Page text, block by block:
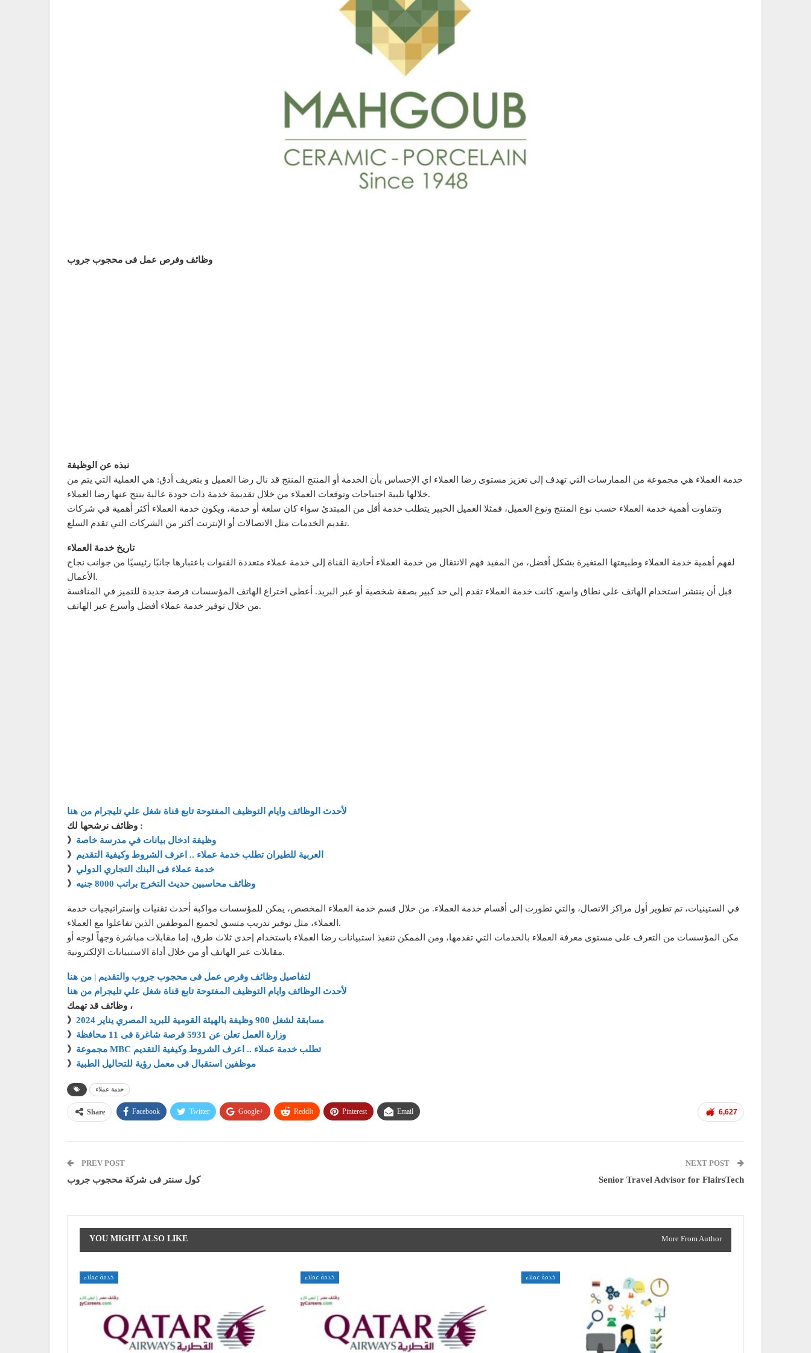
وظائف وفرص عمل فى محجوب جروب
نبذه عن الوظيفة
خدمة العملاء هي مجموعة من الممارسات التي تهدف إلى تعزيز مستوى رضا العملاء اي الإحساس بأن الخدمة أو المنتج المنتج قد نال رضا العميل و بتعريف أدق: هي العملية التي يتم من
خلالها تلبية احتياجات وتوقعات العملاء من خلال تقديمة خدمة ذات جودة عالية ينتج عنها رضا العملاء.
وتتفاوت أهمية خدمة العملاء حسب نوع المنتج ونوع العميل، فمثلا العميل الخبير يتطلب خدمة أقل من المبتدئ سواء كان سلعة أو خدمة، ويكون خدمة العملاء أكثر أهمية في شركات
تقديم الخدمات مثل الاتصالات أو الإنترنت أكثر من الشركات التي تقدم السلع.
تاريخ خدمة العملاء
لفهم أهمية خدمة العملاء وطبيعتها المتغيرة بشكل أفضل، من المفيد فهم الانتقال من خدمة العملاء أحادية القناة إلى خدمة عملاء متعددة القنوات باعتبارها جانبًا رئيسيًا من جوانب نجاح
الأعمال.
قبل أن ينتشر استخدام الهاتف على نطاق واسع، كانت خدمة العملاء تقدم إلى حد كبير بصفة شخصية أو عبر البريد. أعطى اختراع الهاتف المؤسسات فرصة جديدة للتميز في المنافسة
من خلال توفير خدمة عملاء أفضل وأسرع عبر الهاتف.
لأحدث الوظائف وايام التوظيف المفتوحة تابع قناة شغل علي تليجرام من هنا
وظائف نرشحها لك :
》 وظيفة ادخال بيانات في مدرسة خاصة
》 العربية للطيران تطلب خدمة عملاء .. اعرف الشروط وكيفية التقديم
》 خدمة عملاء فى البنك التجاري الدولي
》
وظائف محاسبين حديث التخرج براتب 8000 جنيه
في الستينيات، تم تطوير أول مراكز الاتصال، والتي تطورت إلى أقسام خدمة العملاء. من خلال قسم خدمة العملاء المخصص، يمكن للمؤسسات مواكبة أحدث تقنيات وإستراتيجيات خدمة
العملاء، مثل توفير تدريب متسق لجميع الموظفين الذين تفاعلوا مع العملاء.
مكن المؤسسات من التعرف على مستوى معرفة العملاء بالخدمات التي تقدمها، ومن الممكن تنفيذ استبيانات رضا العملاء باستخدام إحدى ثلاث طرق، إما مقابلات مباشرة وجهاً لوجه أو
مقابلات عبر الهاتف أو من خلال أداة الاستبيانات الإلكترونية.
لتفاصيل وظائف وفرص عمل فى محجوب جروب والتقديم | من هنا
لأحدث الوظائف وايام التوظيف المفتوحة تابع قناة شغل علي تليجرام من هنا
وظائف قد تهمك ،
》
مسابقة لشغل 900 وظيفة بالهيئة القومية للبريد المصري يناير 2024
》
وزارة العمل تعلن عن 5931 فرصة شاغرة فى 11 محافظة
》
مجموعة MBC تطلب خدمة عملاء .. اعرف الشروط وكيفية التقديم
》 موظفين استقبال فى معمل رؤية للتحاليل الطبية
خدمة عملاء
6,627
Share Facebook Twitter Google+ ReddIt Pinterest Email
PREV POST
كول سنتر فى شركة محجوب جروب
NEXT POST
Senior Travel Advisor for FlairsTech
YOU MIGHT ALSO LIKE More From Author
خدمة عملاء خدمة عملاء خدمة عملاء